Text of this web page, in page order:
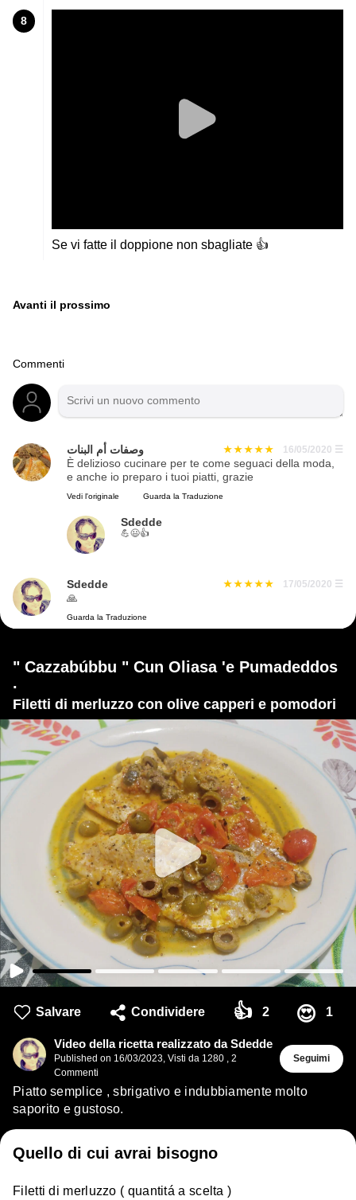
8
Se vi fatte il doppione non sbagliate 👍
Avanti il ​​prossimo
Commenti
وصفات أم البنات 16/05/2020 ☰
È delizioso cucinare per te come seguaci della moda,
e anche io preparo i tuoi piatti, grazie
Vedi l'originale Guarda la Traduzione
Sdedde
💪😃👍
Sdedde 17/05/2020 ☰
🙏
Guarda la Traduzione
" Cazzabúbbu " Cun Oliasa 'e Pumadeddos
.
Filetti di merluzzo con olive capperi e pomodori
Salvare Condividere 👍 2 😍 1
Video della ricetta realizzato da Sdedde
Published on 16/03/2023, Visti da 1280 , 2
Commenti
Seguimi
Piatto semplice , sbrigativo e indubbiamente molto
saporito e gustoso.
Quello di cui avrai bisogno
Filetti di merluzzo ( quantitá a scelta )